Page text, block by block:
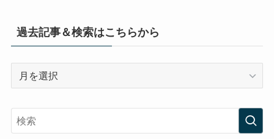
過去記事＆検索はこちらから
事
＆